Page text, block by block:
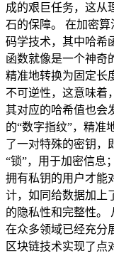
成的艰巨任务，这从
石的保障。 在加密
码学技术，其中哈希
函数就像是一个神奇
精准地转换为固定长
不可逆性，这意味着
其对应的哈希值也会
的“数字指纹”，精准
了一对特殊的密钥，
“锁”，用于加密信息
拥有私钥的用户才能
计，如同给数据加上
的隐私性和完整性。
在众多领域已经充分
区块链技术实现了点